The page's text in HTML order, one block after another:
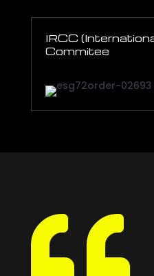
IRCC
Commitee